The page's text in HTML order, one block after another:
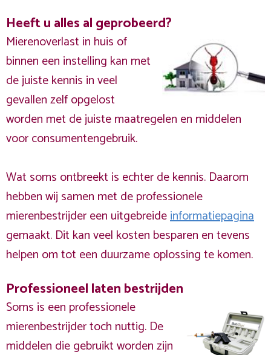
Heeft u alles al geprobeerd?
Mierenoverlast in huis of
binnen een instelling kan met
de juiste kennis in veel
gevallen zelf opgelost
worden met de juiste maatregelen en middelen
voor consumentengebruik.
Wat soms ontbreekt is echter de kennis. Daarom
hebben wij samen met de professionele
mierenbestrijder een uitgebreideinformatiepagina
gemaakt. Dit kan veel kosten besparen en tevens
helpen om tot een duurzame oplossing te komen.
Professioneel laten bestrijden
Soms is een professionele
mierenbestrijder toch nuttig. De
middelen die gebruikt worden zijn